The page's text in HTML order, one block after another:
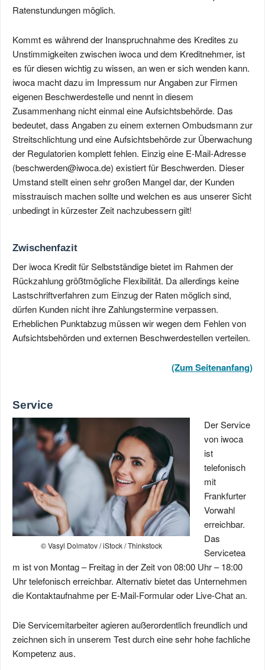
Ratenstundungen möglich.
Kommt es während der Inanspruchnahme des Kredites zu
Unstimmigkeiten zwischen iwoca und dem Kreditnehmer, ist
es für diesen wichtig zu wissen, an wen er sich wenden kann.
iwoca macht dazu im Impressum nur Angaben zur Firmen
eigenen Beschwerdestelle und nennt in diesem
Zusammenhang nicht einmal eine Aufsichtsbehörde. Das
bedeutet, dass Angaben zu einem externen Ombudsmann zur
Streitschlichtung und eine Aufsichtsbehörde zur Überwachung
der Regulatorien komplett fehlen. Einzig eine E-Mail-Adresse
(beschwerden@iwoca.de) existiert für Beschwerden. Dieser
Umstand stellt einen sehr großen Mangel dar, der Kunden
misstrauisch machen sollte und welchen es aus unserer Sicht
unbedingt in kürzester Zeit nachzubessern gilt!
Zwischenfazit
Der iwoca Kredit für Selbstständige bietet im Rahmen der
Rückzahlung größtmögliche Flexibilität. Da allerdings keine
Lastschriftverfahren zum Einzug der Raten möglich sind,
dürfen Kunden nicht ihre Zahlungstermine verpassen.
Erheblichen Punktabzug müssen wir wegen dem Fehlen von
Aufsichtsbehörden und externen Beschwerdestellen verteilen.
(Zum Seitenanfang)
Service
© Vasyl Dolmatov / iStock / Thinkstock
Der Service
von iwoca
ist
telefonisch
mit
Frankfurter
Vorwahl
erreichbar.
Das
Servicetea
m ist von Montag – Freitag in der Zeit von 08:00 Uhr – 18:00
Uhr telefonisch erreichbar. Alternativ bietet das Unternehmen
die Kontaktaufnahme per E-Mail-Formular oder Live-Chat an.
Die Servicemitarbeiter agieren außerordentlich freundlich und
zeichnen sich in unserem Test durch eine sehr hohe fachliche
Kompetenz aus.